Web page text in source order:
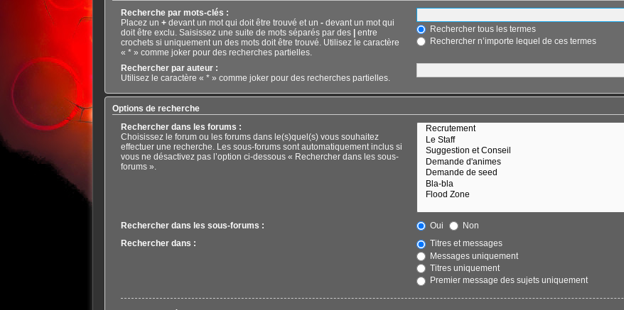
Recherche par mots-clés :
Placez un +devant un mot qui doit être trouvé et un -devant un mot qui
doit être exclu. Saisissez une suite de mots séparés par des |entre
crochets si uniquement un des mots doit être trouvé. Utilisez le caractère
« * » comme joker pour des recherches partielles.
Rechercher tous les termes
Rechercher n’importe lequel de ces termes
Rechercher par auteur :
Utilisez le caractère « * » comme joker pour des recherches partielles.
Options de recherche
Rechercher dans les forums :
Choisissez le forum ou les forums dans le(s)quel(s) vous souhaitez
effectuer une recherche. Les sous-forums sont automatiquement inclus si
vous ne désactivez pas l’option ci-dessous « Rechercher dans les sous-
forums ».
Rechercher dans les sous-forums : Oui
Non
Rechercher dans :
Titres et messages
Messages uniquement
Titres uniquement
Premier message des sujets uniquement